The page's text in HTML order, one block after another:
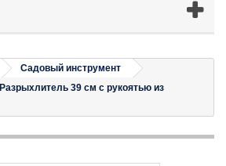
Садовый инструмент
Разрыхлитель 39 см с рукоятью из